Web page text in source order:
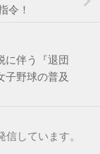
令！
に伴う『退団
子野球の普及
しています。